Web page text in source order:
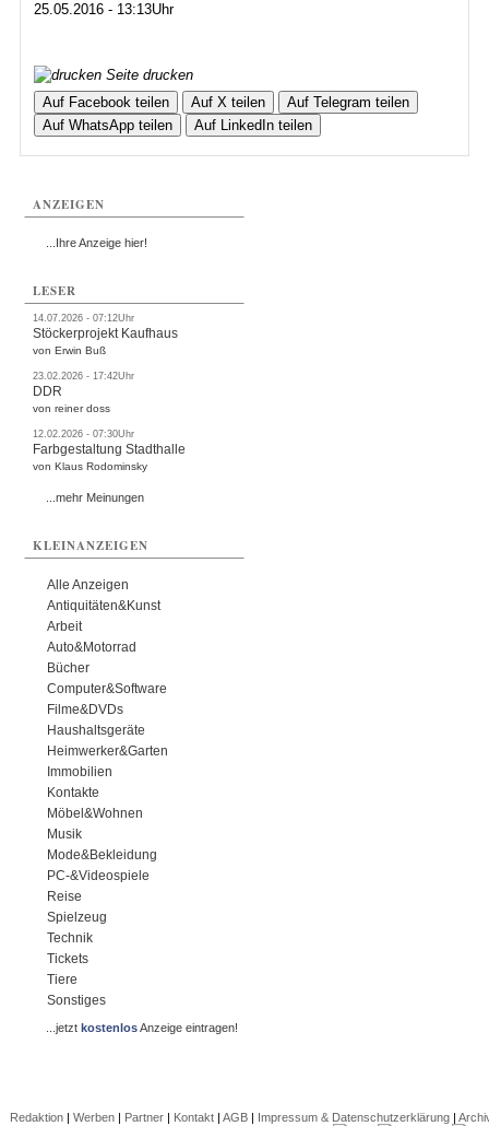
25.05.2016 - 13:13Uhr
Seite drucken
Auf Facebook teilen
Auf X teilen
Auf Telegram teilen
Auf WhatsApp teilen
Auf LinkedIn teilen
ANZEIGEN
...Ihre Anzeige hier!
LESER
14.07.2026 - 07:12Uhr
Stöckerprojekt Kaufhaus
von Erwin Buß
23.02.2026 - 17:42Uhr
DDR
von reiner doss
12.02.2026 - 07:30Uhr
Farbgestaltung Stadthalle
von Klaus Rodominsky
...mehr Meinungen
KLEINANZEIGEN
Alle Anzeigen
Antiquitäten&Kunst
Arbeit
Auto&Motorrad
Bücher
Computer&Software
Filme&DVDs
Haushaltsgeräte
Heimwerker&Garten
Immobilien
Kontakte
Möbel&Wohnen
Musik
Mode&Bekleidung
PC-&Videospiele
Reise
Spielzeug
Technik
Tickets
Tiere
Sonstiges
...jetztkostenlosAnzeige eintragen!
Redaktion| Werben| Partner| Kontakt| AGB| Impressum & Datenschutzerklärung|